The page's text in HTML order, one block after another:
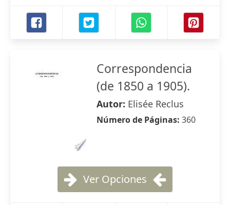
Correspondencia
(de 1850 a 1905).
Autor: Elisée Reclus
Número de Páginas: 360
Ver Opciones